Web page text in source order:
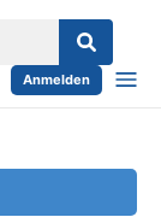
Anmelden